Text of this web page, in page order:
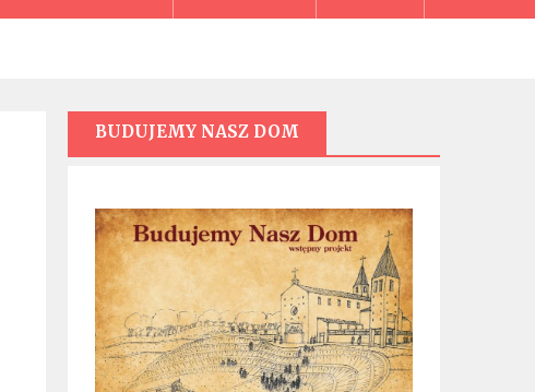
BUDUJEMY NASZ DOM